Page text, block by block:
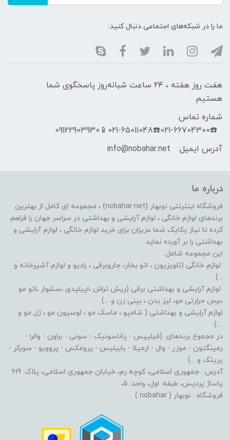
ما را در شبکه‌های اجتماعی دنبال کنید:
هفت روز هفته ، ۲۴ ساعت شبانه‌روز پاسخگوی شما
هستیم
شماره تماس:
☎️021-66704300☎️021-65011048📱09122903930
آدرس ایمیل:
info@nobahar.net
درباره ما
فروشگاه اینترنتی نوبهار (nobahar.net) ، مجموعه ای کامل از بهترین
برندهای لوازم خانگی ، لوازم آرایشی و بهداشتی در سراسر جهان را فراهم
کرده تا نیاز یکایک شما عزیزان برای خرید لوازم خانگی ، لوازم آرایشی و
بهداشتی را بر آورده نماید.
این مجموعه شامل:
لوازم خانگی (تلویزیون ، اتو بخار، جاروبرقی ، رادیو و لوازم آشپزخانه و
...)
لوازم آرایشی و بهداشتی برقی (ریش تراش ،اپیلیدی ،سشوار ،اتو مو
،برس حرارتی مو، لیز بدن ، بینی زن و ...)
لوازم آرایشی و بهداشتی ( شامپو ، ماسک مو ، لوسیون مو ، ژل مو و
....)
در مجموع برندهای (فیلیپس - پاناسونیک - سونی - براون - والرا -
رمینگتون - موزر - وال - ارمیلا - بابیلیس - پرومکس - پروویو - سورکر -
پریتک و ...)
آدرس : جمهوری اسلامی، کوچه رم، خیابان جمهوری اسلامی، پلاک: 619
پاساژ پردیس، طبقه: اول، واحد: 5،
فروشگاه : نوبهار ( nobahar )